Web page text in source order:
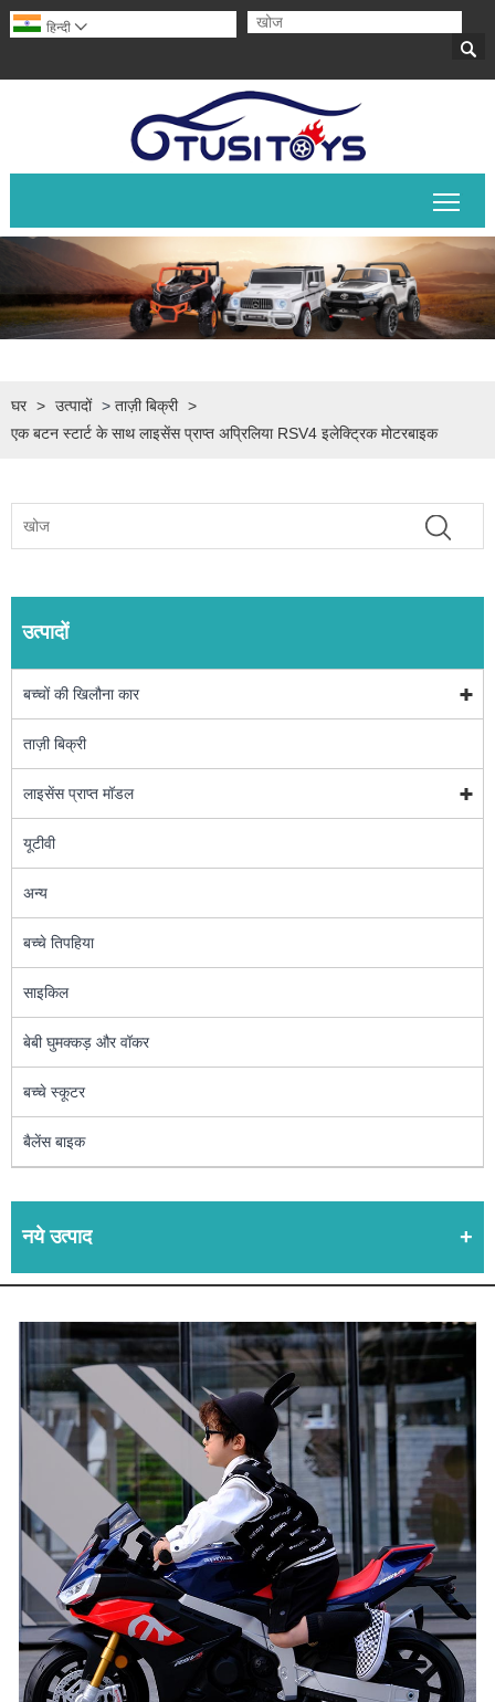

हिन्दी 
घर > उत्पादों > ताज़ी बिक्री >
एक बटन स्टार्ट के साथ लाइसेंस प्राप्त अप्रिलिया RSV4 इलेक्ट्रिक मोटरबाइक
उत्पादों
बच्चों की खिलौना कार
ताज़ी बिक्री
लाइसेंस प्राप्त मॉडल
यूटीवी
अन्य
बच्चे तिपहिया
साइकिल
बेबी घुमक्कड़ और वॉकर
बच्चे स्कूटर
बैलेंस बाइक
नये उत्पाद